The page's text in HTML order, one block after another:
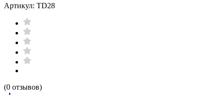
Артикул: TD28
(0 отзывов)